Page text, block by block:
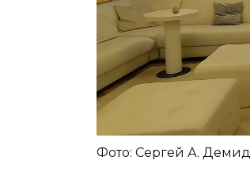
Фото: Сергей А.